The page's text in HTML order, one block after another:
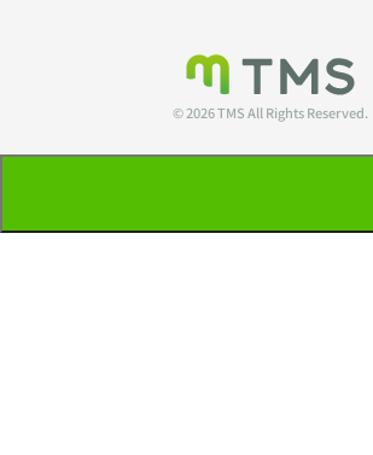
© 2026 TMS All Rights Reserved.